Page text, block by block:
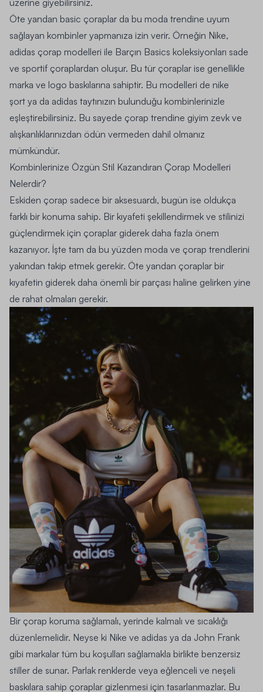
üzerine giyebilirsiniz.
Öte yandan basic çoraplar da bu moda trendine uyum
sağlayan kombinler yapmanıza izin verir. Örneğin Nike,
adidas çorap modelleri ile Barçın Basics koleksiyonları sade
ve sportif çoraplardan oluşur. Bu tür çoraplar ise genellikle
marka ve logo baskılarına sahiptir. Bu modelleri de nike
şort ya da adidas taytınızın bulunduğu kombinlerinizle
eşleştirebilirsiniz. Bu sayede çorap trendine giyim zevk ve
alışkanlıklarınızdan ödün vermeden dahil olmanız
mümkündür.
Kombinlerinize Özgün Stil Kazandıran Çorap Modelleri
Nelerdir?
Eskiden çorap sadece bir aksesuardı, bugün ise oldukça
farklı bir konuma sahip. Bir kıyafeti şekillendirmek ve stilinizi
güçlendirmek için çoraplar giderek daha fazla önem
kazanıyor. İşte tam da bu yüzden moda ve çorap trendlerini
yakından takip etmek gerekir. Öte yandan çoraplar bir
kıyafetin giderek daha önemli bir parçası haline gelirken yine
de rahat olmaları gerekir.
Bir çorap koruma sağlamalı, yerinde kalmalı ve sıcaklığı
düzenlemelidir. Neyse ki Nike ve adidas ya da John Frank
gibi markalar tüm bu koşulları sağlamakla birlikte benzersiz
stiller de sunar. Parlak renklerde veya eğlenceli ve neşeli
baskılara sahip çoraplar gizlenmesi için tasarlanmazlar. Bu